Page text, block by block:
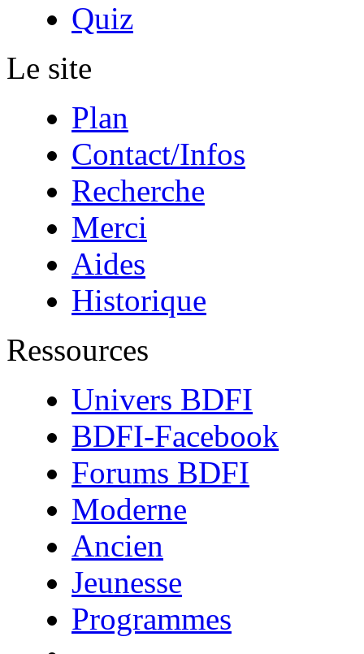
Quiz
Le site
Plan
Contact/Infos
Recherche
Merci
Aides
Historique
Ressources
Univers BDFI
BDFI-Facebook
Forums BDFI
Moderne
Ancien
Jeunesse
Programmes